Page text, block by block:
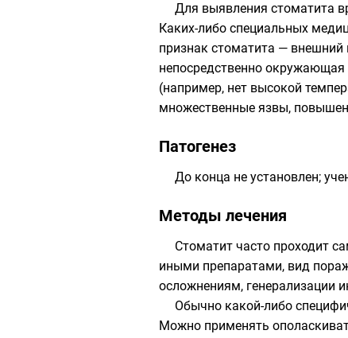
Для выявления стоматита
Каких-либо специальных
признак стоматита — внешний
непосредственно
(например, нет высокой
множественные язвы,
Патогенез
До конца не установлен;
Методы лечения
Стоматит часто проходит
иными препаратами, вид
осложнениям, генерализации
Обычно какой-либо
Можно применять